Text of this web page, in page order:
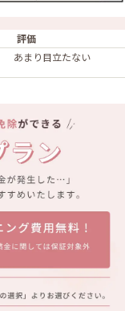
評価
あまり目立たない